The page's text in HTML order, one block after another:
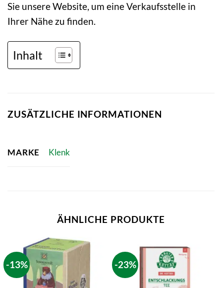
Sie unsere Website, um eine Verkaufsstelle in
Ihrer Nähe zu finden.
Inhalt
ZUSÄTZLICHE INFORMATIONEN
MARKE Klenk
ÄHNLICHE PRODUKTE
-13% -23%